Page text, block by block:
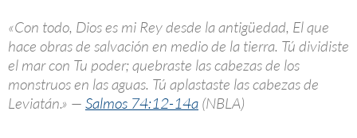
«Con todo, Dios es mi Rey desde la antigüedad, El que
hace obras de salvación en medio de la tierra. Tú dividiste
el mar con Tu poder; quebraste las cabezas de los
monstruos en las aguas. Tú aplastaste las cabezas de
Leviatán.» — Salmos 74:12-14a (NBLA)